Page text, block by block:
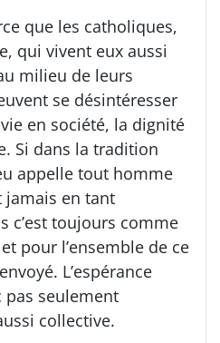
que les catholiques,
qui vivent eux aussi
milieu de leurs
se désintéresser
en société, la dignité
Si dans la tradition
appelle tout homme
jamais en tant
c’est toujours comme
pour l’ensemble de ce
L’espérance
pas seulement
collective.